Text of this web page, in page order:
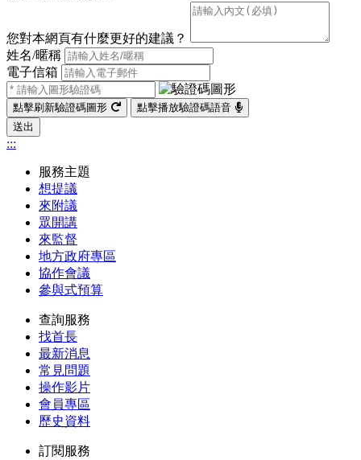
您對本網頁有什麼更好的建議？
姓名/暱稱
電子信箱
點擊刷新驗證碼圖形
點擊播放驗證碼語音
送出
:::
服務主題
想提議
來附議
眾開講
來監督
地方政府專區
協作會議
參與式預算
查詢服務
找首長
最新消息
常見問題
操作影片
會員專區
歷史資料
訂閱服務